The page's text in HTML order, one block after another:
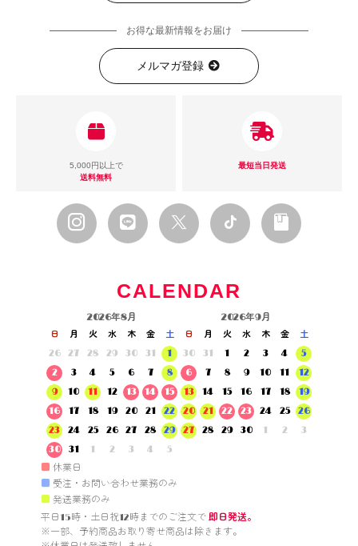
お得な最新情報をお届け
メルマガ登録
5,000円以上で
送料無料
最短当日発送
CALENDAR
2026年8月
日 月 火 水 木 金
土
26
27 28 29 30 31
1
2
3 4 5 6 7
8
9
10 11 12 13 14
15
16
17 18 19 20 21
22
23
24 25 26 27 28
29
30
31 1 2 3 4 5
2026年9月
日 月 火 水 木 金
土
30
31 1 2 3 4
5
6
7 8 9 10 11
12
13
14 15 16 17 18
19
20
21 22 23 24 25
26
27
28 29 30 1 2 3
■ 休業日
■ 受注・お問い合わせ業務のみ
■ 発送業務のみ
平日15時・土日祝12時までのご注文で 即日発送。
※一部、予約商品お取り寄せ商品は除きます。